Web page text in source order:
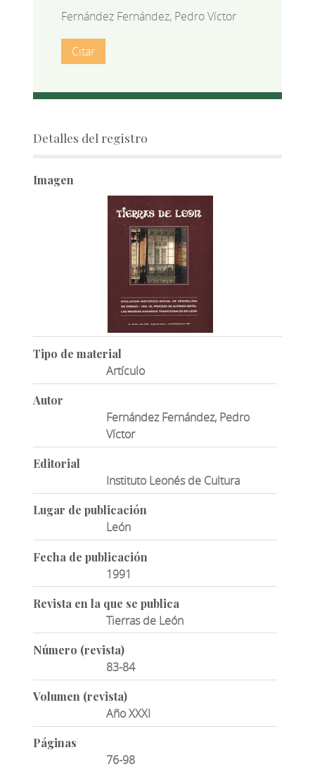
Fernández Fernández, Pedro Víctor
Citar
Detalles del registro
Imagen
Tipo de material
Artículo
Autor
Fernández Fernández, Pedro
Víctor
Editorial
Instituto Leonés de Cultura
Lugar de publicación
León
Fecha de publicación
1991
Revista en la que se publica
Tierras de León
Número (revista)
83-84
Volumen (revista)
Año XXXI
Páginas
76-98